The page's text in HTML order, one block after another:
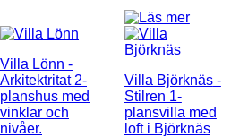
Villa Lönn -
Arkitektritat 2-
planshus med
vinklar och
nivåer.
Villa Björknäs-
Stilren 1-
plansvilla med
loft i Björknäs